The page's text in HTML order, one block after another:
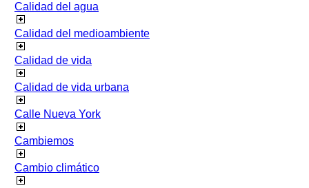
Calidad del agua
Calidad del medioambiente
Calidad de vida
Calidad de vida urbana
Calle Nueva York
Cambiemos
Cambio climático